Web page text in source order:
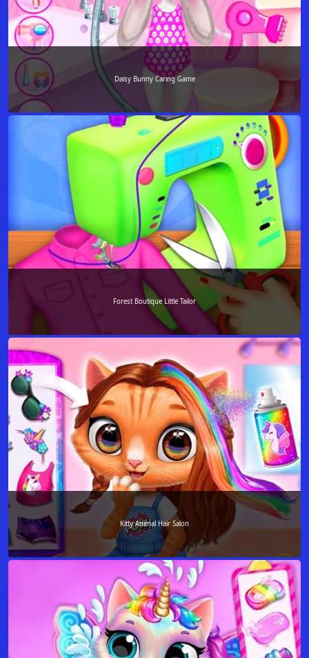
Daisy Bunny Caring Game
Forest Boutique Little Tailor
Kitty Animal Hair Salon